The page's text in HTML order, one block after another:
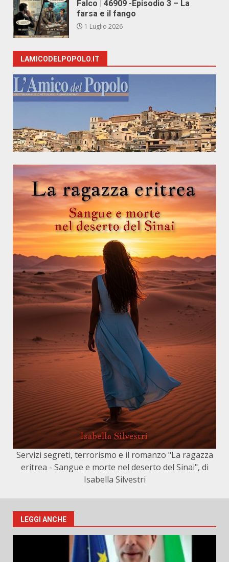
Falco | 46909 -Episodio 3 – La
farsa e il fango
1 Luglio 2026
LAMICODELPOPOLO.IT
Servizi segreti, terrorismo e il romanzo "La ragazza
eritrea - Sangue e morte nel deserto del Sinai", di
Isabella Silvestri
LEGGI ANCHE